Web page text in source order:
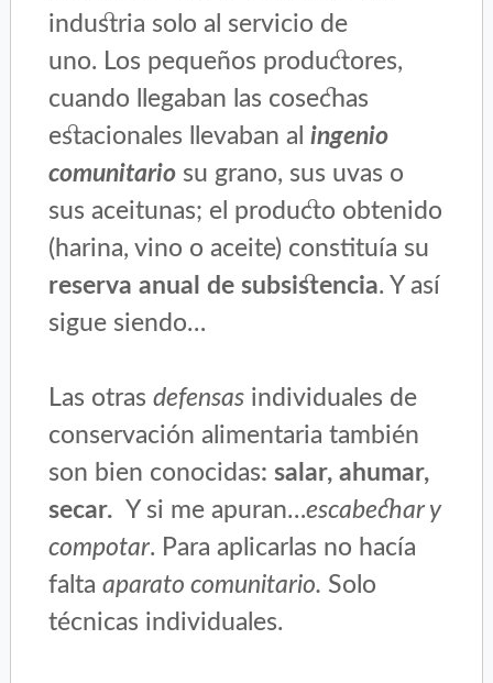
industria solo al servicio de
uno. Los pequeños productores,
cuando llegaban las cosechas
estacionales llevaban al ingenio
comunitario su grano, sus uvas o
sus aceitunas; el producto obtenido
(harina, vino o aceite) constituía su
reserva anual de subsistencia. Y así
sigue siendo…
Las otrasdefensas individuales de
conservación alimentaria también
son bien conocidas: salar, ahumar,
secar.Y si me apuran…escabechar y
compotar. Para aplicarlas no hacía
faltaaparato comunitario. Solo
técnicas individuales.